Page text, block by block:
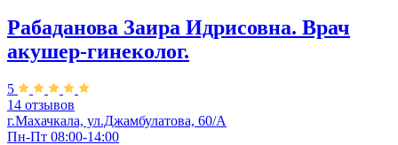
Рабаданова Заира Идрисовна. Врач
акушер-гинеколог.
5
14 отзывов
г.Махачкала, ул.Джамбулатова, 60/А
Пн-Пт 08:00-14:00